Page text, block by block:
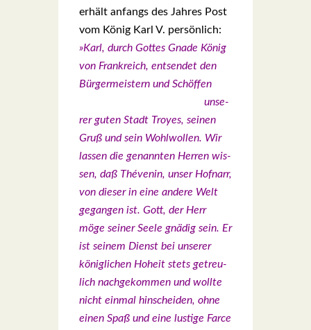
erhält anfangs des Jah­res Post
vom König Karl V. per­sön­lich:
»Karl, durch Got­tes Gna­de König
von Frank­reich, ent­sen­det den
Bür­ger­meis­tern und Schöf­fen
unse­
rer guten Stadt Troyes, sei­nen
Gruß und sein Wohl­wol­len. Wir
las­sen die genann­ten Her­ren wis­
sen, daß Thé­ven­in, unser Hof­narr,
von die­ser in eine ande­re Welt
gegan­gen ist. Gott, der Herr
möge sei­ner See­le gnä­dig sein. Er
ist sei­nem Dienst bei unse­rer
könig­li­chen Hoheit stets getreu­
lich nach­ge­kom­men und woll­te
nicht ein­mal hin­schei­den, ohne
einen Spaß und eine lus­ti­ge Far­ce